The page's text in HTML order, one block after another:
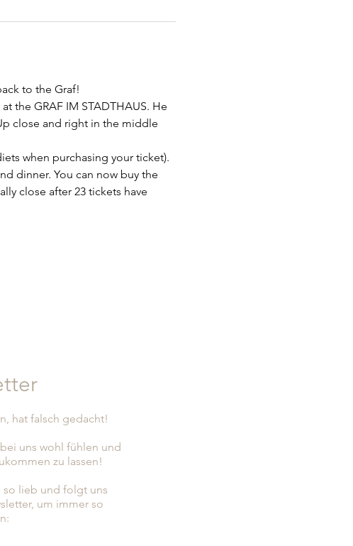
to the Graf!
the GRAF IM STADTHAUS. He
close and right in the middle
when purchasing your ticket).
dinner. You can now buy the
close after 23 tickets have
hat falsch gedacht!
uns wohl fühlen und
zu lassen!
so lieb und folgt uns
um immer so